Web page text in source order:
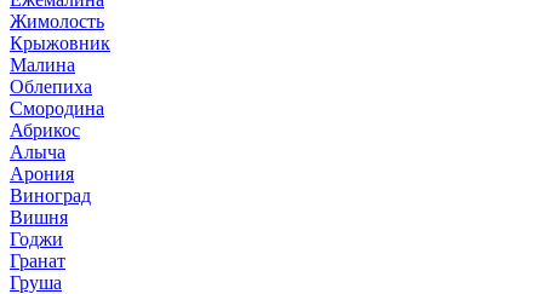
Жимолость
Крыжовник
Малина
Облепиха
Смородина
Абрикос
Алыча
Арония
Виноград
Вишня
Годжи
Гранат
Груша